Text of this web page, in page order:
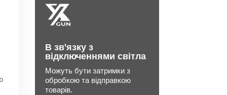
В зв'язку з
відключеннями світла
Можуть бути затримки з
обробкою та відправкою
товарів.